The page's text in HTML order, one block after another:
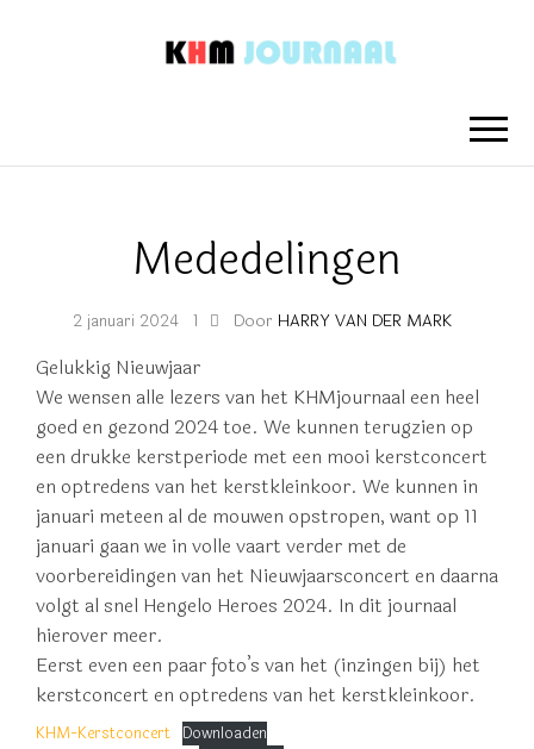
KHM
JOURNAAL
Nieuwsberichten van het Koninklijk
Mededelingen
2 januari 2024 1 Door HARRY VAN DER MARK
Gelukkig Nieuwjaar
We wensen alle lezers van het KHMjournaal een heel
goed en gezond 2024 toe. We kunnen terugzien op
een drukke kerstperiode met een mooi kerstconcert
en optredens van het kerstkleinkoor. We kunnen in
januari meteen al de mouwen opstropen, want op 11
januari gaan we in volle vaart verder met de
voorbereidingen van het Nieuwjaarsconcert en daarna
volgt al snel Hengelo Heroes 2024. In dit journaal
hierover meer.
Eerst even een paar foto’s van het (inzingen bij) het
kerstconcert en optredens van het kerstkleinkoor.
KHM-Kerstconcert Downloaden